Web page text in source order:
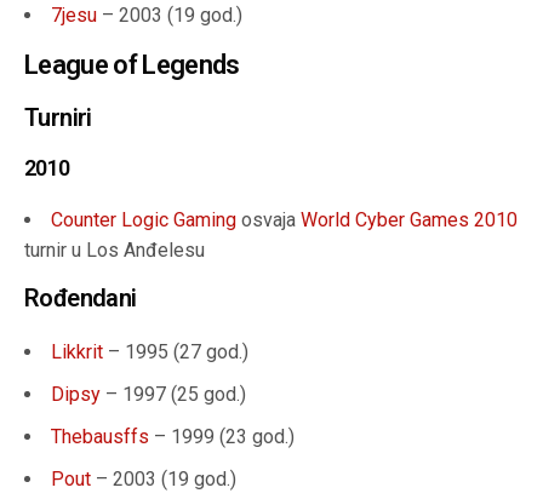
7jesu – 2003 (19 god.)
League of Legends
Turniri
2010
Counter Logic Gaming osvaja World Cyber Games 2010
turnir u Los Anđelesu
Rođendani
Likkrit – 1995 (27 god.)
Dipsy – 1997 (25 god.)
Thebausffs – 1999 (23 god.)
Pout – 2003 (19 god.)